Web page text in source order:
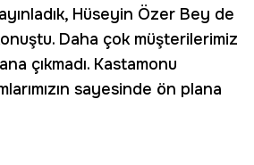
Hüseyin Özer Bey de
Daha çok müşterilerimiz
çıkmadı. Kastamonu
sayesinde ön plana